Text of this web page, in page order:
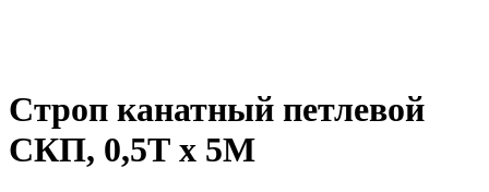
Строп канатный петлевой
СКП, 0,5Т x 5М